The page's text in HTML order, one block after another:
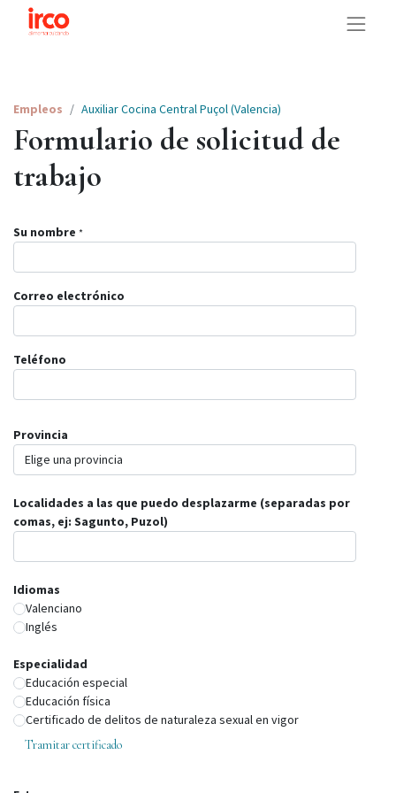
Empleos Auxiliar Cocina Central Puçol (Valencia)
Formulario de solicitud de
trabajo
Su nombre *
Correo electrónico
Teléfono
Provincia
Localidades a las que puedo desplazarme (separadas por
comas, ej: Sagunto, Puzol)
Idiomas
Valenciano
Inglés
Especialidad
Educación especial
Educación física
Certificado de delitos de naturaleza sexual en vigor
Tramitar certificado